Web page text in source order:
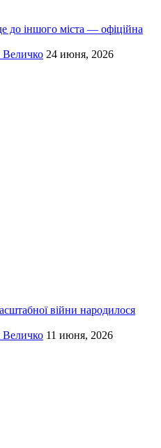
до іншого міста — офіційна
Величко 24 июня, 2026
війни народилося
Величко 11 июня, 2026